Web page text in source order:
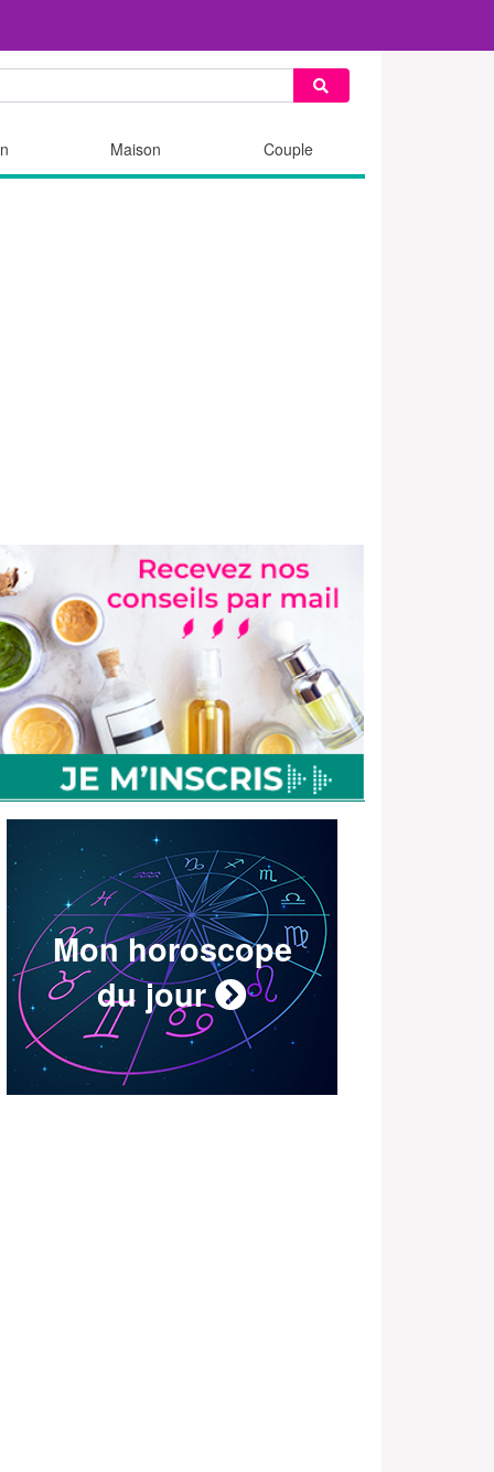
Maison Couple
Mon horoscope
du jour